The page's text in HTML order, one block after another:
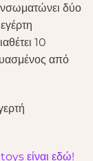
δύο
10
από
είναι εδώ!